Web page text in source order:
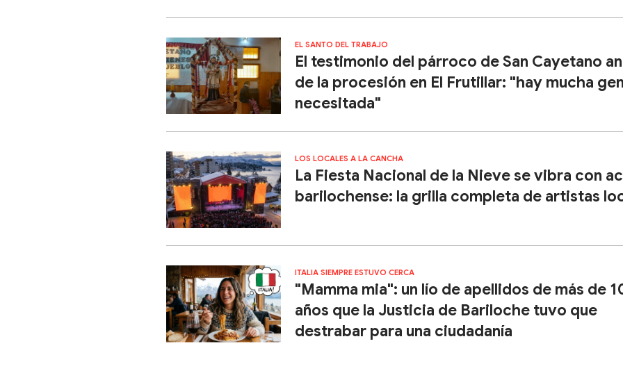
EL SANTO DEL TRABAJO
El testimonio del párroco de San Cayetano
de la procesión en El Frutillar: "hay mucha
necesitada"
LOS LOCALES A LA CANCHA
La Fiesta Nacional de la Nieve se vibra con
barilochense: la grilla completa de artistas
ITALIA SIEMPRE ESTUVO CERCA
"Mamma mia": un lío de apellidos de más de
años que la Justicia de Bariloche tuvo que
destrabar para una ciudadanía